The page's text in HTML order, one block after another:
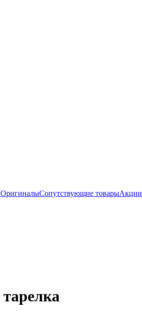
Сопутствующие товарыАкции